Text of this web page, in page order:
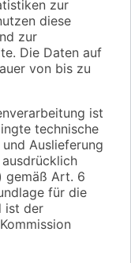
zur
diese
zur
Die Daten auf
von bis zu
ist
technische
Auslieferung
gemäß Art. 6
für die
ist der